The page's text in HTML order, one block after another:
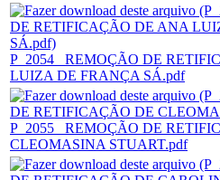
P_2054_ REMOÇÃO DE
LUIZA DE FRANÇA SÁ.pdf
P_2055_ REMOÇÃO DE
CLEOMASINA STUART.pdf